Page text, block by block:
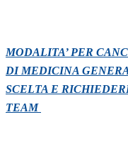
MODALITA’ PER
DI MEDICINA
SCELTA E
TEAM